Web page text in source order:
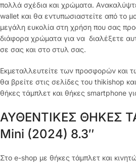
πολλά σχέδια και χρώματα.
wallet και θα εντυπωσιαστείτε από το
μεγάλη ευκολία στη χρήση που σας
διάφορα χρώματα για να διαλέξετε
σε σας και στο στυλ σας.
Εκμεταλλευτείτε των προσφορών και
θα βρείτε στις σελίδες του thikishop
θήκες τάμπλετ και θήκες smartphone
ΑΥΘΕΝΤΙΚΕΣ ΘΗΚΕΣ
Mini (2024) 8.3″
Στο e-shop με θήκες τάμπλετ και